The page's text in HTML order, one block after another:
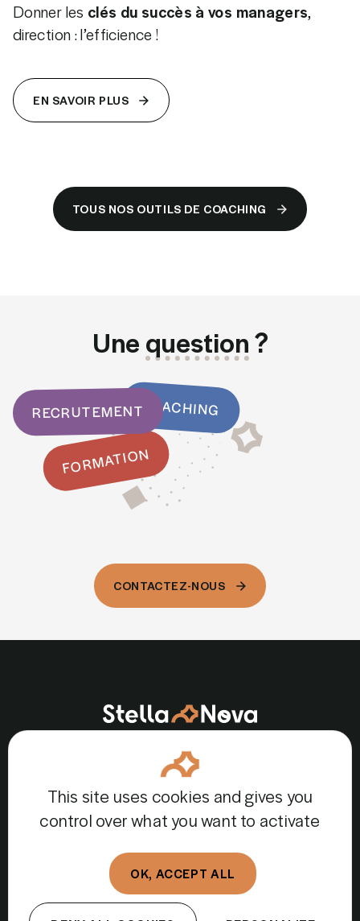
Donner les clés du succès à vos managers,
direction : l’efficience !
EN SAVOIR PLUS
EN SAVOIR PLUS
TOUS NOS OUTILS DE COACHING
TOUS NOS OUTILS DE COACHING
Unequestion?
COACHING
FORMATION
RECRUTEMENT
CONTACTEZ-NOUS
CONTACTEZ-NOUS
Rendez-vous sur LinkedIn :
Mentions légales
Politique de confidentialité
Gestion des cookies
This site uses cookies and gives you
control over what you want to activate
OK, ACCEPT ALL